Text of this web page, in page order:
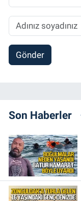
Gönder
Son Haberler